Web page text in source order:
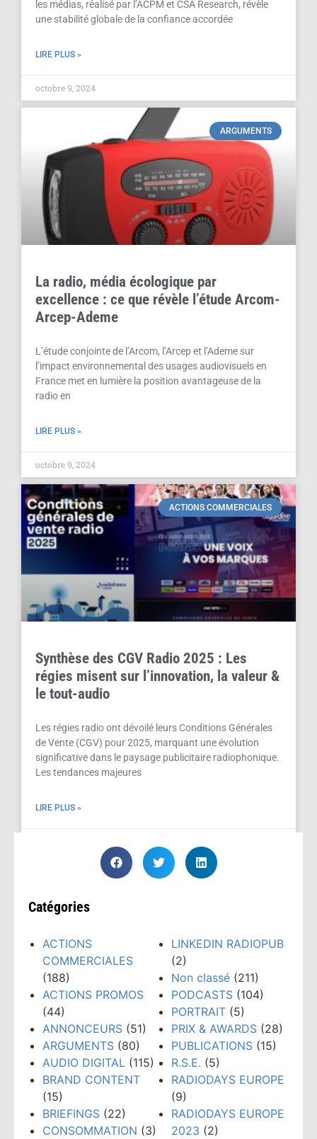
les médias, réalisé par l’ACPM et CSA Research, révèle
une stabilité globale de la confiance accordée
LIRE PLUS »
octobre 9, 2024
ARGUMENTS
La radio, média écologique par
excellence : ce que révèle l’étude Arcom-
Arcep-Ademe
L’étude conjointe de l’Arcom, l’Arcep et l’Ademe sur
l’impact environnemental des usages audiovisuels en
France met en lumière la position avantageuse de la
radio en
LIRE PLUS »
octobre 9, 2024
ACTIONS COMMERCIALES
Synthèse des CGV Radio 2025 : Les
régies misent sur l’innovation, la valeur &
le tout-audio
Les régies radio ont dévoilé leurs Conditions Générales
de Vente (CGV) pour 2025, marquant une évolution
significative dans le paysage publicitaire radiophonique.
Les tendances majeures
LIRE PLUS »
Catégories
ACTIONS
COMMERCIALES
(188)
ACTIONS PROMOS
(44)
ANNONCEURS (51)
ARGUMENTS (80)
AUDIO DIGITAL (115)
BRAND CONTENT
(15)
BRIEFINGS (22)
CONSOMMATION (3)
LINKEDIN RADIOPUB
(2)
Non classé (211)
PODCASTS (104)
PORTRAIT (5)
PRIX & AWARDS (28)
PUBLICATIONS (15)
R.S.E. (5)
RADIODAYS EUROPE
(9)
RADIODAYS EUROPE
2023 (2)